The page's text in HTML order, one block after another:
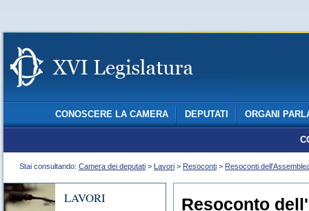
CONOSCERE LA CAMERA DEPUTATI ORGANI
Stai consultando: Camera dei deputati > Lavori > Resoconti > Resoconti
LAVORI Resoconto